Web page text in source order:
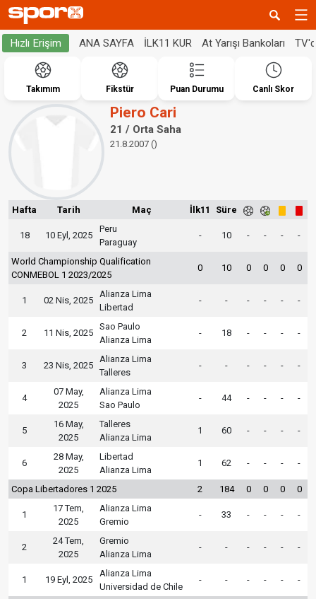
Hızlı Erişim ANA SAYFA İLK11 KUR At Yarışı Bankoları
Takımım Fikstür Puan Durumu Canlı Skor
Piero Cari
21 / Orta Saha
21.8.2007 ()
Hafta Tarih Maç İlk11 Süre
18 10 Eyl, 2025
Peru
Paraguay
- 10 - - - -
World Championship Qualification
CONMEBOL 1 2023/2025
0 10 0 0 0 0
1 02 Nis, 2025
Alianza Lima
Libertad
- - - - - -
2 11 Nis, 2025
Sao Paulo
Alianza Lima
- 18 - - - -
3 23 Nis, 2025
Alianza Lima
Talleres
- - - - - -
4
07 May,
2025
Alianza Lima
Sao Paulo
- 44 - - - -
5
16 May,
2025
Talleres
Alianza Lima
1 60 - - - -
6
28 May,
2025
Libertad
Alianza Lima
1 62 - - - -
Copa Libertadores 1 2025 2 184 0 0 0 0
1
17 Tem,
2025
Alianza Lima
Gremio
- 33 - - - -
2
24 Tem,
2025
Gremio
Alianza Lima
- - - - - -
1 19 Eyl, 2025
Alianza Lima
Universidad de Chile
- - - - - -